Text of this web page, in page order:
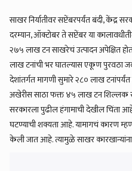
साखर निर्यातीवर सप्टेंबरपर्यंत बंदी, केंद्र
दरम्यान, ऑक्टोबर ते सप्टेंबर या
२७५ लाख टन साखरेचं उत्पादन अपेक्षित
लाख टनांची भर घातल्यास एकूण पुरवठा
देशांतर्गत मागणी सुमारे २८० लाख
अखेरीस साठा फक्त ४५ लाख टन शिल्लक
सरकारला पुढील हंगामाची देखील चिंता
घटण्याची शक्यता आहे. यामागचं कारण
केली जात आहे. त्यामुळे साखर